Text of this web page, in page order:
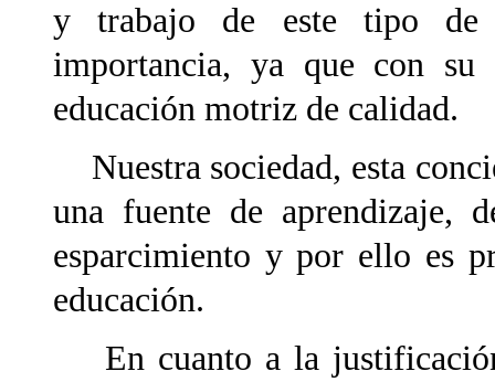
y trabajo de este tipo de
importancia, ya que con su
educación motriz de calidad.
Nuestra sociedad, esta
una fuente de aprendizaje,
esparcimiento y por ello es
educación.
En cuanto a la